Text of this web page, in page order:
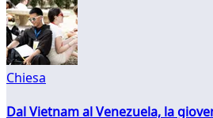
Chiesa
Dal Vietnam al Venezuela, la